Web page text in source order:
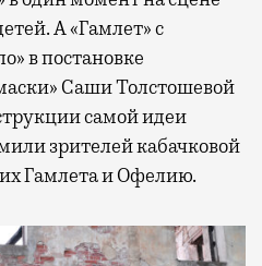
А «Гамлет» с
в постановке
Саши Толстошевой
самой идеи
зрителей кабачковой
Гамлета и Офелию.